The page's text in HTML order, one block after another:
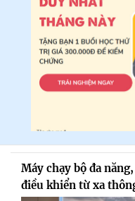
Máy chạy bộ đa
điều khiển từ xa